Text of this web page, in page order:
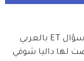
على ما يبدو أن تعليق محمد فراج على سؤال ET بالعربي
لها داليا شوقي